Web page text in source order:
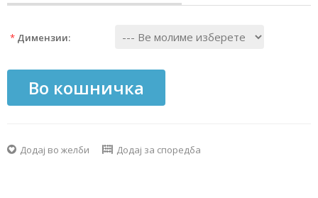
* Димензии:
Во кошничка
Додај во желби Додај за споредба